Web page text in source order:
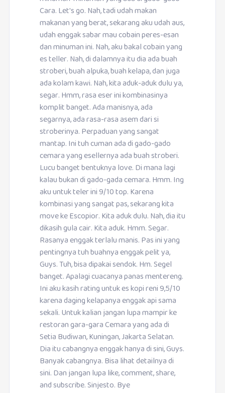
Cara. Let's go. Nah, tadi udah makan
makanan yang berat, sekarang aku udah aus,
udah enggak sabar mau cobain peres-esan
dan minuman ini. Nah, aku bakal cobain yang
es teller. Nah, di dalamnya itu dia ada buah
stroberi, buah alpuka, buah kelapa, dan juga
ada kolam kawi. Nah, kita aduk-aduk dulu ya,
segar. Hmm, rasa eser ini kombinasinya
komplit banget. Ada manisnya, ada
segarnya, ada rasa-rasa asem dari si
stroberinya. Perpaduan yang sangat
mantap. Ini tuh cuman ada di gado-gado
cemara yang esellernya ada buah stroberi.
Lucu banget bentuknya love. Di mana lagi
kalau bukan di gado-gada cemara. Hmm. Ing
aku untuk teler ini 9/10 top. Karena
kombinasi yang sangat pas, sekarang kita
move ke Escopior. Kita aduk dulu. Nah, dia itu
dikasih gula cair. Kita aduk. Hmm. Segar.
Rasanya enggak terlalu manis. Pas ini yang
pentingnya tuh buahnya enggak pelit ya,
Guys. Tuh, bisa dipakai sendok. Hm. Segel
banget. Apalagi cuacanya panas mentereng.
Ini aku kasih rating untuk es kopi reni 9,5/10
karena daging kelapanya enggak api sama
sekali. Untuk kalian jangan lupa mampir ke
restoran gara-gara Cemara yang ada di
Setia Budiwan, Kuningan, Jakarta Selatan.
Dia itu cabangnya enggak hanya di sini, Guys.
Banyak cabangnya. Bisa lihat detailnya di
sini. Dan jangan lupa like, comment, share,
and subscribe. Sinjesto. Bye